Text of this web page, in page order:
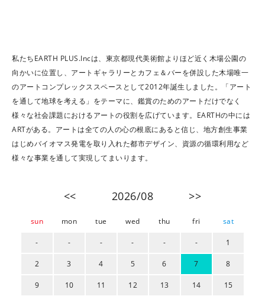
私たちEARTH PLUS.Incは、東京都現代美術館よりほど近く木場公園の
向かいに位置し、アートギャラリーとカフェ＆バーを併設した木場唯一
のアートコンプレックススペースとして2012年誕生しました。「アート
を通して地球を考える」をテーマに、鑑賞のためのアートだけでなく
様々な社会課題におけるアートの役割を広げています。EARTHの中には
ARTがある。アートは全ての人の心の根底にあると信じ、地方創生事業
はじめバイオマス発電を取り入れた都市デザイン、資源の循環利用など
様々な事業を通して実現してまいります。
<< 2026/08 >>
sun mon tue wed thu fri sat
- - - - - - 1
2 3 4 5 6 7 8
9 10 11 12 13 14 15